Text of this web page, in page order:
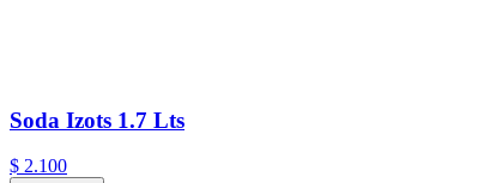
Soda Izots 1.7 Lts
$ 2.100